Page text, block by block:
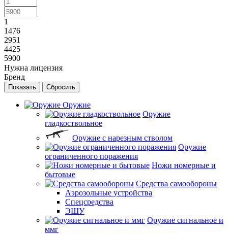
1
1476
2951
4425
5900
Нужна лицензия
Бренд
Сбросить
Оружие
Оружие
гладкоствольное
Оружие с нарезным стволом
Оружие
ограниченного поражения
Ножи номерные и
бытовые
Средства самообороны
Аэрозольные устройства
Спецсредства
ЭШУ
Оружие сигнальное и
ммг